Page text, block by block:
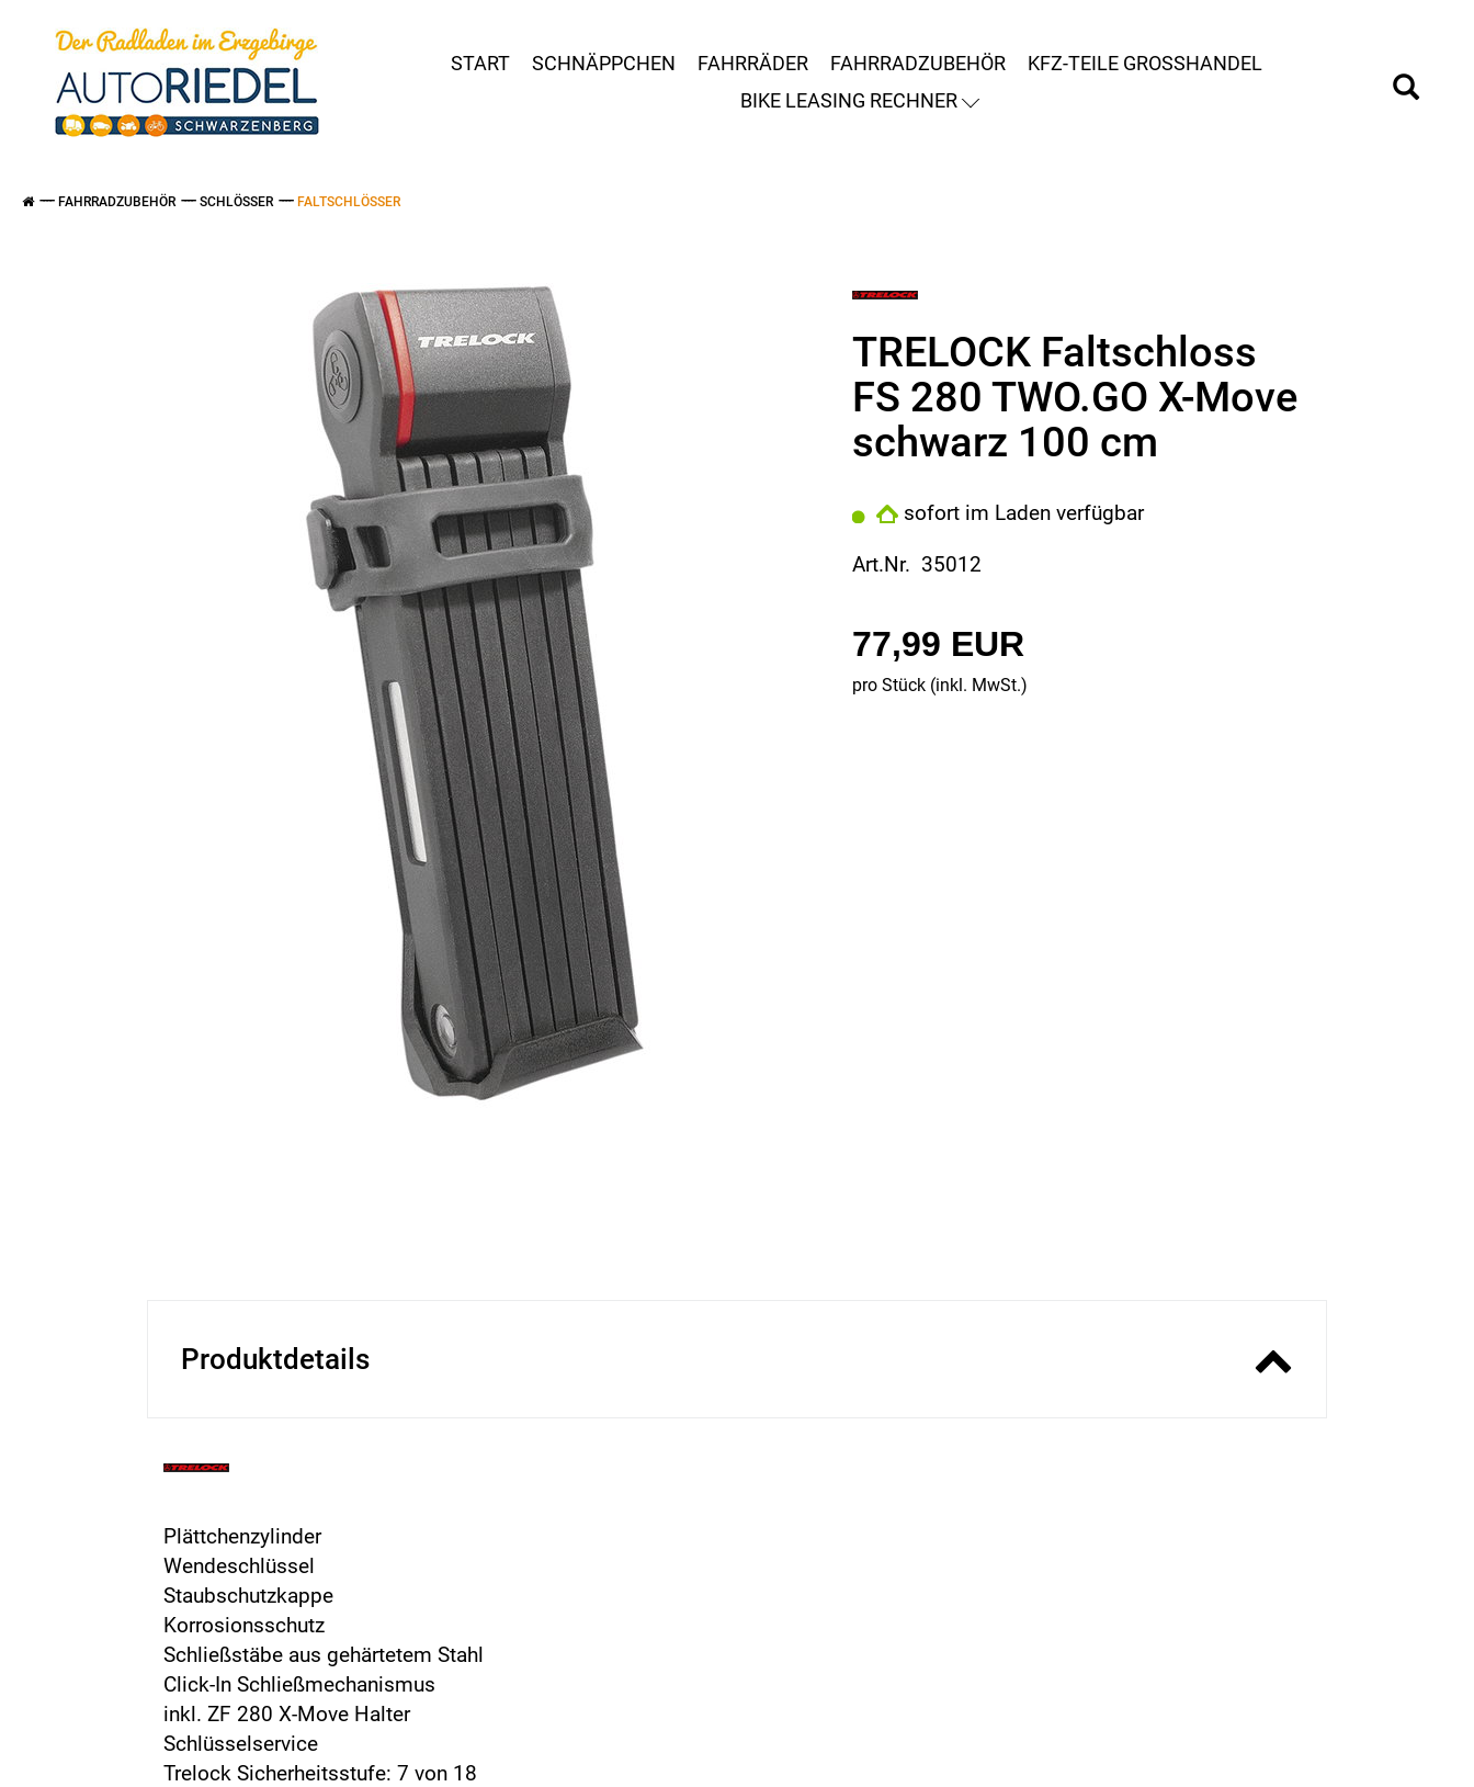
START SCHNÄPPCHEN FAHRRÄDER FAHRRADZUBEHÖR
KFZ-TEILE GROSSHANDEL
BIKE LEASING RECHNER
FAHRRADZUBEHÖR SCHLÖSSER FALTSCHLÖSSER
TRELOCK Faltschloss
FS 280 TWO.GO X-Move
schwarz 100 cm
sofort im Laden verfügbar
Art.Nr. 35012
77,99 EUR
pro Stück (inkl. MwSt.)
Produktdetails
Plättchenzylinder
Wendeschlüssel
Staubschutzkappe
Korrosionsschutz
Schließstäbe aus gehärtetem Stahl
Click-In Schließmechanismus
inkl. ZF 280 X-Move Halter
Schlüsselservice
Trelock Sicherheitsstufe: 7 von 18